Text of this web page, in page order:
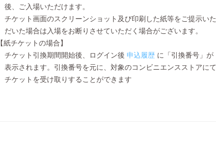
後、ご入場いただけます。
チケット画面のスクリーンショット及び印刷した紙等をご提示いた
だいた場合は入場をお断りさせていただく場合がございます。
【紙チケットの場合】
チケット引換期間開始後、ログイン後 申込履歴 に「引換番号」が
表示されます。引換番号を元に、対象のコンビニエンスストアにて
チケットを受け取りすることができます